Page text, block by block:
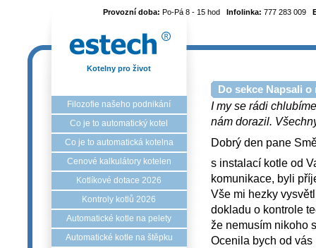
Provozní doba: Po-Pá 8 - 15 hod Infolinka: 777 283 009
Kotelny pro život
Filozofie našeho podnikání
Co je to automatický kotel
Co je to automatická kotelna
Cenové kalkulátory kotelen
Kotlíkové dotace 2026
Kontroly kotlů 2026
Automatické kotle na pelety
Automatické kotle na štěpku
Do sekce Napsali
I my se rádi
nám dorazil.
Dobrý den pane
s instalací kotle od
komunikace, byli
Vše mi hezky
dokladu o kontrole
že nemusím nikoho
Ocenila bych od